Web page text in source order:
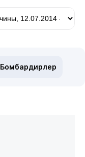
Бомбардирлер